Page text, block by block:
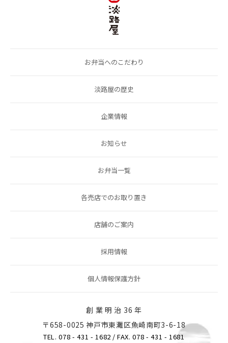
お弁当へのこだわり
淡路屋の歴史
企業情報
お知らせ
お弁当一覧
各売店でのお取り置き
店舗のご案内
採用情報
個人情報保護方針
創 業 明 治 36 年
〒658-0025 神戸市東灘区魚崎南町3-6-18
TEL. 078 - 431 - 1682 / FAX. 078 - 431 - 1681